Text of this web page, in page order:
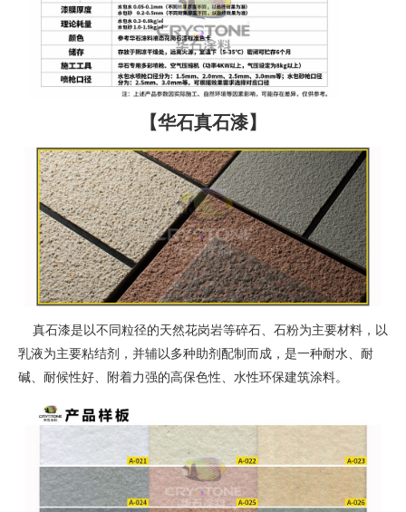
【华石真石漆】
真石漆是以不同粒径的天然花岗岩等碎石、石粉为主要材料，以
乳液为主要粘结剂，并辅以多种助剂配制而成，是一种耐水、耐
碱、耐候性好、附着力强的高保色性、水性环保建筑涂料。